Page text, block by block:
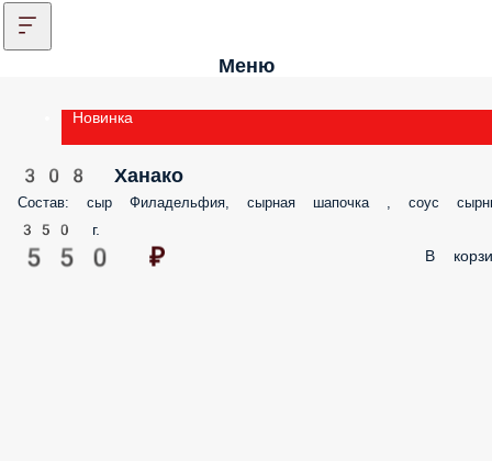
Меню
Новинка
308 Ханако
Состав: сыр Филадельфия, сырная шапочка , соус
350 г.
550 ₽ В